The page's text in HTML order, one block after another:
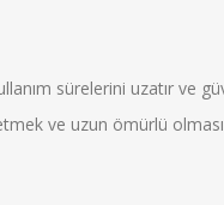
sürelerini uzatır ve
ve uzun ömürlü